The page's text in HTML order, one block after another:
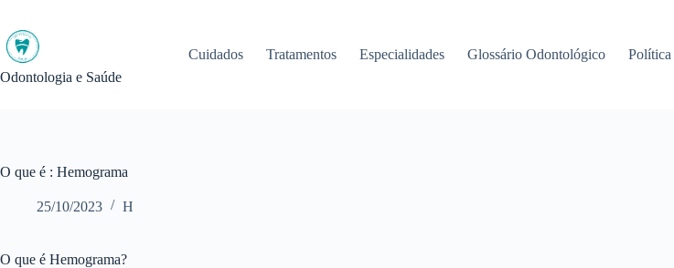
conteúdo
Odontologia e Saúde
Cuidados Tratamentos Especialidades Glossário Odontológico Política
O que é : Hemograma
25/10/2023 H
O que é Hemograma?